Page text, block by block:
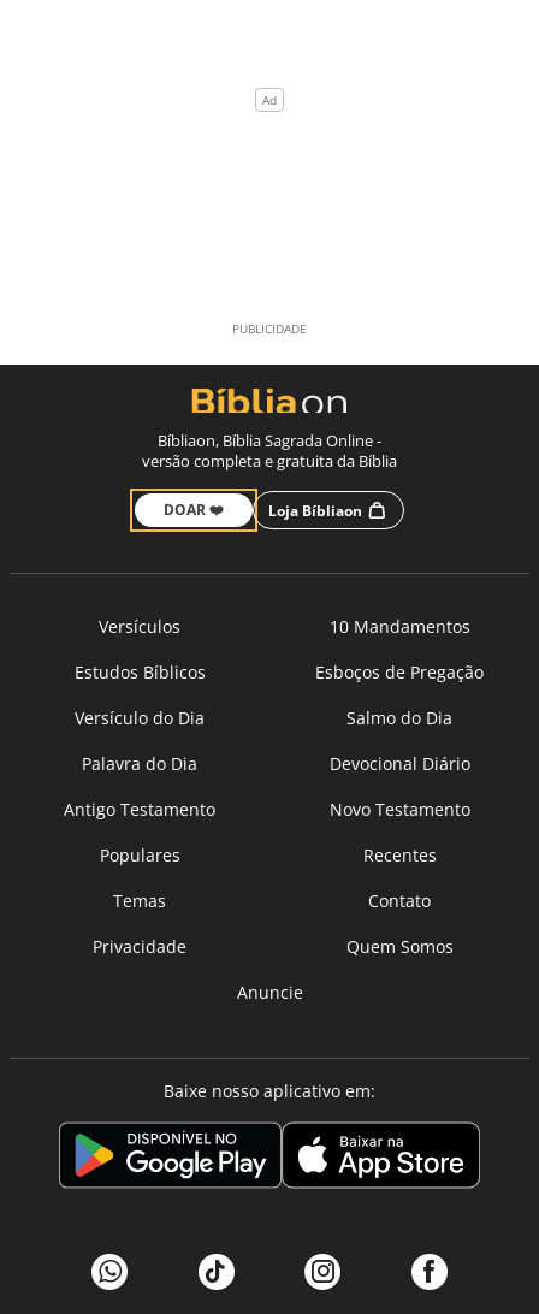
Bíbliaon, Bíblia Sagrada Online -
versão completa e gratuita da Bíblia
DOAR ❤️ Loja Bíbliaon
Versículos
10 Mandamentos
Estudos Bíblicos
Esboços de Pregação
Versículo do Dia
Salmo do Dia
Palavra do Dia
Devocional Diário
Antigo Testamento
Novo Testamento
Populares
Recentes
Temas
Contato
Privacidade
Quem Somos
Anuncie
Baixe nosso aplicativo em: